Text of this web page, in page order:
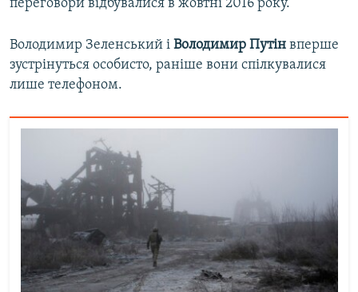
переговори відбувалися в жовтні 2016 року.
Володимир Зеленський і Володимир Путін вперше
зустрінуться особисто, раніше вони спілкувалися
лише телефоном.